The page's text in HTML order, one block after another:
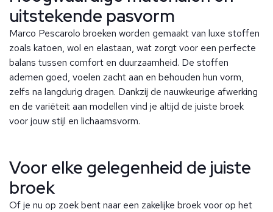
uitstekende pasvorm
Marco Pescarolo broeken worden gemaakt van luxe stoffen
zoals katoen, wol en elastaan, wat zorgt voor een perfecte
balans tussen comfort en duurzaamheid. De stoffen
ademen goed, voelen zacht aan en behouden hun vorm,
zelfs na langdurig dragen. Dankzij de nauwkeurige afwerking
en de variëteit aan modellen vind je altijd de juiste broek
voor jouw stijl en lichaamsvorm.
Voor elke gelegenheid de juiste
broek
Of je nu op zoek bent naar een zakelijke broek voor op het